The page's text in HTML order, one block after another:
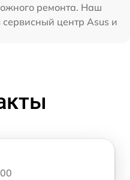
ремонта. Наш
сервисный центр Asus и